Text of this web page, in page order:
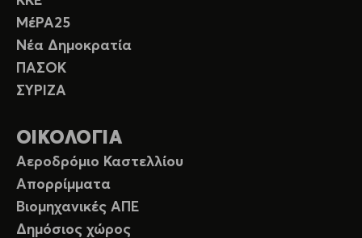
ΜέΡΑ25
Νέα Δημοκρατία
ΠΑΣΟΚ
ΣΥΡΙΖΑ
ΟΙΚΟΛΟΓΙΑ
Αεροδρόμιο Καστελλίου
Απορρίμματα
Βιομηχανικές ΑΠΕ
Δημόσιος χώρος